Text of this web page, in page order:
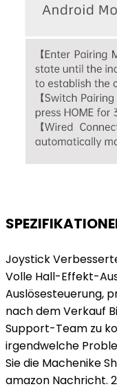
Joystick
Volle Hall-Effekt-
Auslösesteuerung,
nach dem Verkauf
Support-Team zu
irgendwelche
Sie die Machenike
amazon Nachricht.